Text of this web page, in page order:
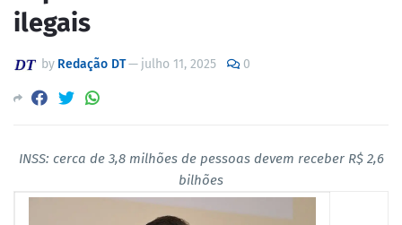
ilegais
by Redação DT— julho 11, 2025 0
INSS: cerca de 3,8 milhões de pessoas devem receber R$ 2,6
bilhões